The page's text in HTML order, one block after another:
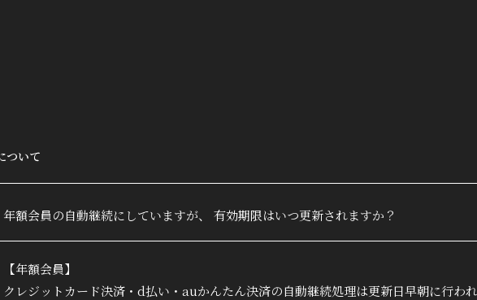
会員登録
MOVIE
RADIO
ついて
年額会員の自動継続にしていますが、 有効期限はいつ更新されますか？
【年額会員】
クレジットカード決済・d払い・auかんたん決済の自動継続処理は更新日早朝に行われ